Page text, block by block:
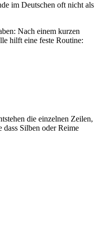
im Deutschen oft nicht als
Nach einem kurzen
hilft eine feste Routine:
die einzelnen Zeilen,
Silben oder Reime